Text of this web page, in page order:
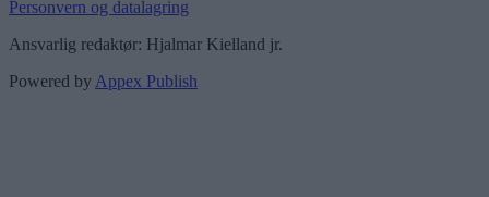
Personvern og datalagring
Ansvarlig redaktør: Hjalmar Kielland jr.
Powered by Appex Publish